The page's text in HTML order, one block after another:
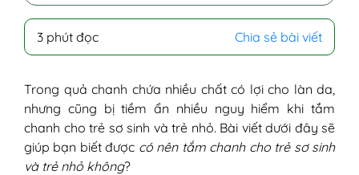
II - Có nên tắm chanh cho trẻ? Tắm chanh
III - 3 cách tắm lá đơn giản, hiệu quả cho
trẻ bị rôm sảy, mẩn ngứa, hăm da
1. Tắm lá kinh giới cho bé
2. Tắm lá trà xanh cho bé
3. Tắm nước mướp đắng cho bé
3 phút đọc Chia sẻ bài viết
Trong quả chanh chứa nhiều chất có lợi cho làn da,
nhưng cũng bị tiềm ẩn nhiều nguy hiểm khi tắm
chanh cho trẻ sơ sinh và trẻ nhỏ. Bài viết dưới đây sẽ
giúp bạn biết được có nên tắm chanh cho trẻ sơ sinh
và trẻ nhỏ không?